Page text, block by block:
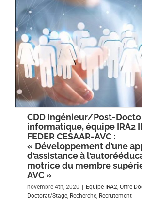
CDD Ingénieur/Post-
informatique, équipe IRA2
FEDER CESAAR-AVC :
« Développement d’une
d’assistance à
motrice du membre
AVC »
novembre 4th, 2020 Equipe IRA2, Offre
Doctorat/Stage, Recherche, Recrutement